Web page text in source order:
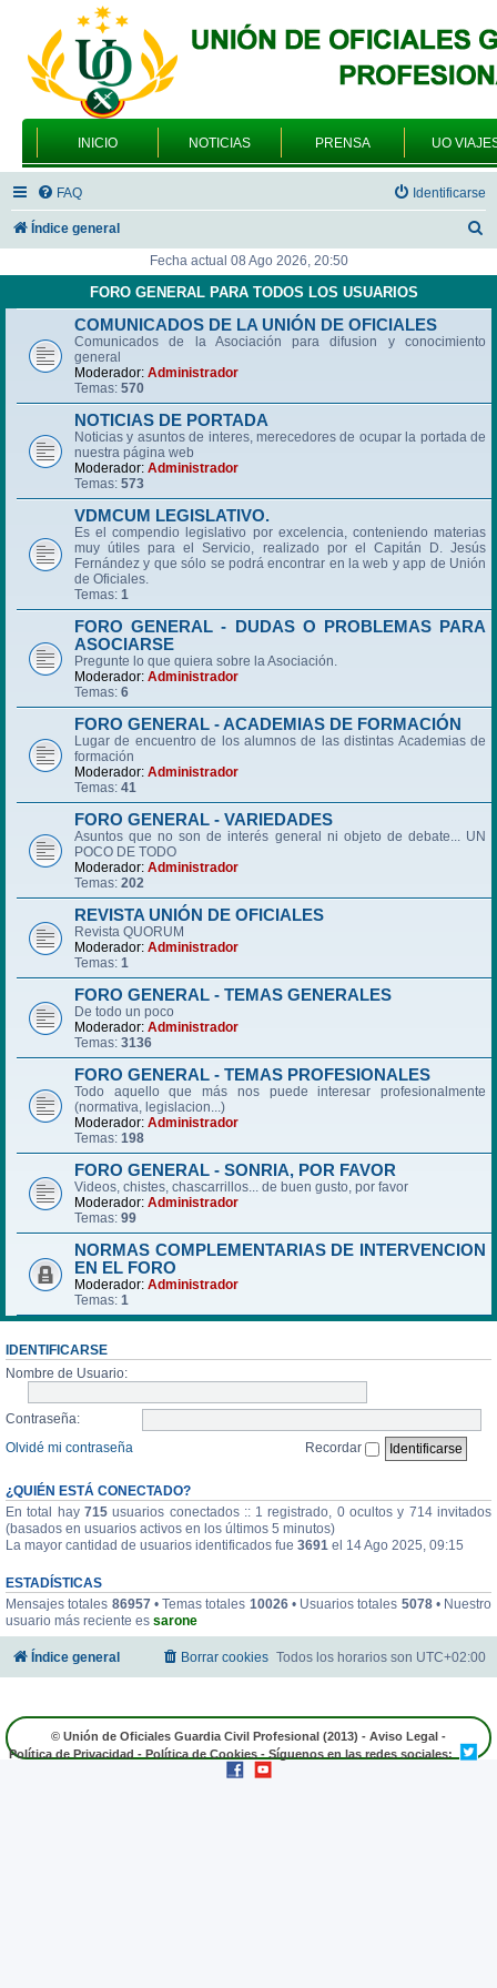
INICIO NOTICIAS PRENSA UO
FAQ Identificarse
Índice general
c
Fecha actual 08 Ago 2026, 20:50
FORO GENERAL PARA TODOS LOS USUARIOS
COMUNICADOS DE LA UNIÓN DE OFICIALES
Comunicados de la Asociación para difusion y conocimiento
general
Moderador: Administrador
Temas: 570
NOTICIAS DE PORTADA
Noticias y asuntos de interes, merecedores de ocupar la portada de
nuestra página web
Moderador: Administrador
Temas: 573
VDMCUM LEGISLATIVO.
Es el compendio legislativo por excelencia, conteniendo materias
muy útiles para el Servicio, realizado por el Capitán D. Jesús
Fernández y que sólo se podrá encontrar en la web y app de Unión
de Oficiales.
Temas: 1
FORO GENERAL - DUDAS O PROBLEMAS PARA
ASOCIARSE
Pregunte lo que quiera sobre la Asociación.
Moderador: Administrador
Temas: 6
FORO GENERAL - ACADEMIAS DE FORMACIÓN
Lugar de encuentro de los alumnos de las distintas Academias de
formación
Moderador: Administrador
Temas: 41
FORO GENERAL - VARIEDADES
Asuntos que no son de interés general ni objeto de debate... UN
POCO DE TODO
Moderador: Administrador
Temas: 202
REVISTA UNIÓN DE OFICIALES
Revista QUORUM
Moderador: Administrador
Temas: 1
FORO GENERAL - TEMAS GENERALES
De todo un poco
Moderador: Administrador
Temas: 3136
FORO GENERAL - TEMAS PROFESIONALES
Todo aquello que más nos puede interesar profesionalmente
(normativa, legislacion...)
Moderador: Administrador
Temas: 198
FORO GENERAL - SONRIA, POR FAVOR
Videos, chistes, chascarrillos... de buen gusto, por favor
Moderador: Administrador
Temas: 99
NORMAS COMPLEMENTARIAS DE INTERVENCION
EN EL FORO
Moderador: Administrador
Temas: 1
IDENTIFICARSE
Nombre de Usuario:
Contraseña:
Olvidé mi contraseña
Recordar
¿QUIÉN ESTÁ CONECTADO?
En total hay 715usuarios conectados :: 1 registrado, 0 ocultos y 714 invitados
(basados en usuarios activos en los últimos 5 minutos)
La mayor cantidad de usuarios identificados fue 3691 el 14 Ago 2025, 09:15
ESTADÍSTICAS
Mensajes totales 86957• Temas totales 10026• Usuarios totales 5078• Nuestro
usuario más reciente es sarone
Índice general Todos los horarios son UTC+02:00
Borrar cookies
© Unión de Oficiales Guardia Civil Profesional (2013) - Aviso Legal -
Política de Privacidad - Política de Cookies - Síguenos en las redes sociales: